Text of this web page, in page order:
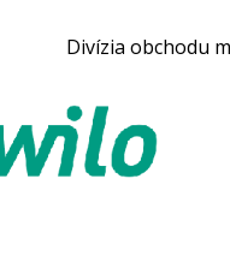
Divízia obchodu